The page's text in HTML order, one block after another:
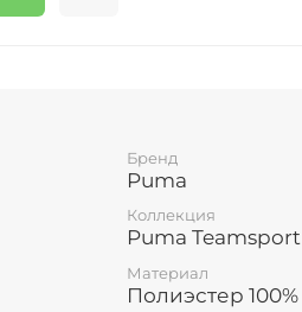
Бренд
Puma
Коллекция
Puma Teamsport
Материал
Полиэстер 100%